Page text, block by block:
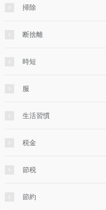
掃除
断捨離
時短
服
生活習慣
税金
節税
節約